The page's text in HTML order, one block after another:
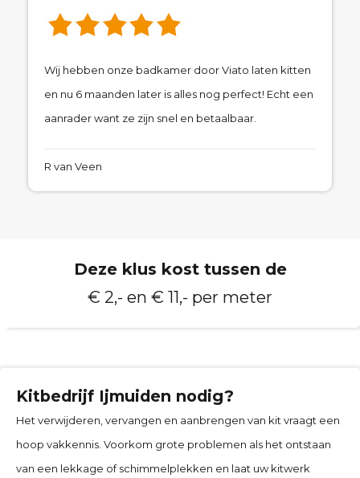
Wij hebben onze badkamer door Viato laten kitten
en nu 6 maanden later is alles nog perfect! Echt een
aanrader want ze zijn snel en betaalbaar.
R van Veen
Deze klus kost tussen de
€ 2,- en € 11,- per meter
Kitbedrijf Ijmuiden nodig?
Het verwijderen, vervangen en aanbrengen van kit vraagt een
hoop vakkennis. Voorkom grote problemen als het ontstaan
van een lekkage of schimmelplekken en laat uw kitwerk